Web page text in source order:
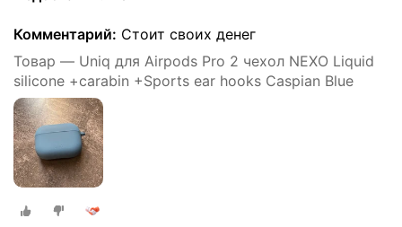
Комментарий: Стоит своих денег
Товар — Uniq для Airpods Pro 2 чехол NEXO Liquid
silicone +carabin +Sports ear hooks Caspian Blue